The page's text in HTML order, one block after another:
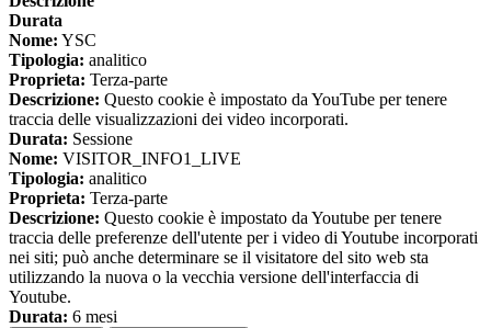
Durata
Nome: YSC
Tipologia: analitico
Proprieta: Terza-parte
Descrizione: Questo cookie è impostato da YouTube per tenere
traccia delle visualizzazioni dei video incorporati.
Durata: Sessione
Nome: VISITOR_INFO1_LIVE
Tipologia: analitico
Proprieta: Terza-parte
Descrizione: Questo cookie è impostato da Youtube per tenere
traccia delle preferenze dell'utente per i video di Youtube incorporati
nei siti; può anche determinare se il visitatore del sito web sta
utilizzando la nuova o la vecchia versione dell'interfaccia di
Youtube.
Durata: 6 mesi